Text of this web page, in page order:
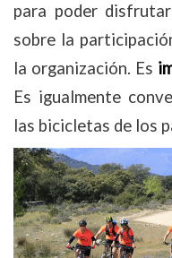
para poder
sobre la
la organización. Es
Es igualmente
las bicicletas de los